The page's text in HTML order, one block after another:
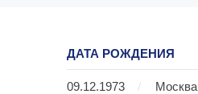
ДАТА РОЖДЕНИЯ
09.12.1973 / Москва